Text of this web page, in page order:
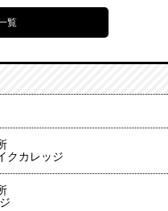
覧
クカレッジ